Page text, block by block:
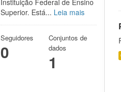
Superior. Está... Leia mais
Seguidores
0
Conjuntos de
dados
1